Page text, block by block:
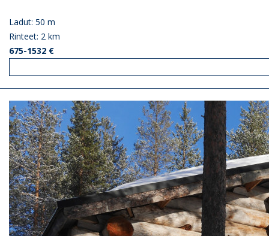
Ladut: 50 m
Rinteet: 2 km
675-1532 €